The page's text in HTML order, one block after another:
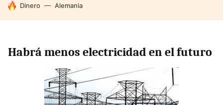
HOY SE HABLA DE
Dinero Alemania
Habrá menos electricidad en el futuro